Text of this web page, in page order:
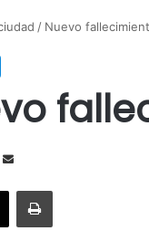
/ Nuevo
Send
email
X Imprimir